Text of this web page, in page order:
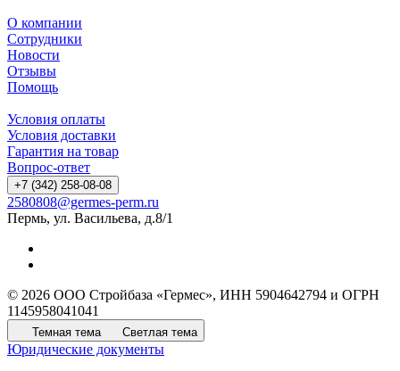
О компании
Сотрудники
Новости
Отзывы
Помощь
Условия оплаты
Условия доставки
Гарантия на товар
Вопрос-ответ
+7 (342) 258-08-08
2580808@germes-perm.ru
Пермь, ул. Васильева, д.8/1
© 2026 ООО Стройбаза «Гермес», ИНН 5904642794 и ОГРН
1145958041041
Темная тема Светлая тема
Юридические документы